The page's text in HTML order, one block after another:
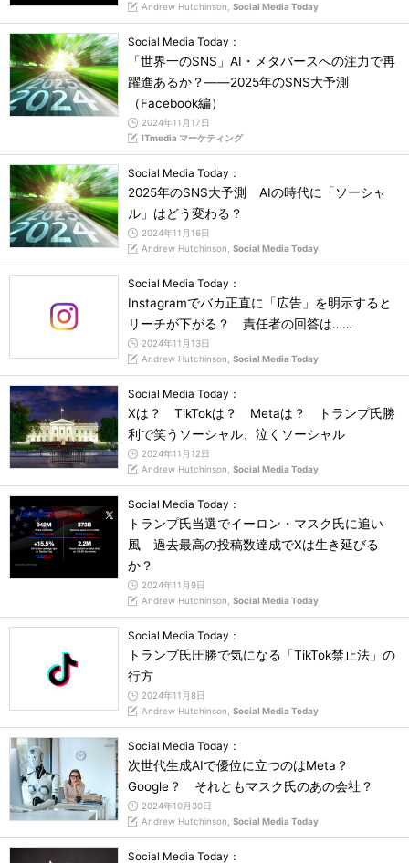
Andrew Hutchinson, Social Media Today
Social Media Today：
「世界一のSNS」AI・メタバースへの注力で再
躍進あるか？――2025年のSNS大予測
（Facebook編）
2024年11月17日
ITmedia マーケティング
Social Media Today：
2025年のSNS大予測 AIの時代に「ソーシャ
ル」はどう変わる？
2024年11月16日
Andrew Hutchinson, Social Media Today
Social Media Today：
Instagramでバカ正直に「広告」を明示すると
リーチが下がる？ 責任者の回答は……
2024年11月13日
Andrew Hutchinson, Social Media Today
Social Media Today：
Xは？ TikTokは？ Metaは？ トランプ氏勝
利で笑うソーシャル、泣くソーシャル
2024年11月12日
Andrew Hutchinson, Social Media Today
Social Media Today：
トランプ氏当選でイーロン・マスク氏に追い
風 過去最高の投稿数達成でXは生き延びる
か？
2024年11月9日
Andrew Hutchinson, Social Media Today
Social Media Today：
トランプ氏圧勝で気になる「TikTok禁止法」の
行方
2024年11月8日
Andrew Hutchinson, Social Media Today
Social Media Today：
次世代生成AIで優位に立つのはMeta？
Google？ それともマスク氏のあの会社？
2024年10月30日
Andrew Hutchinson, Social Media Today
Social Media Today：